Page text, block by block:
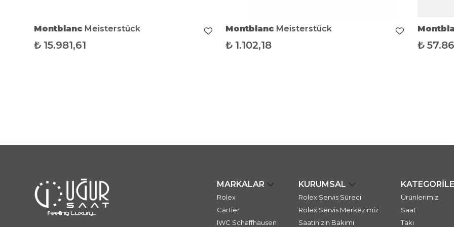
Montblanc Meisterstück
₺ 15.981,61
Montblanc Meisterstück
₺ 1.102,18 ₺
MARKALAR
Rolex
Cartier
IWC Schaffhausen
KURUMSAL
Rolex Servis Süreci
Rolex Servis Merkezimiz
Saatinizin Bakımı
Ürünlerimiz
Saat
Takı